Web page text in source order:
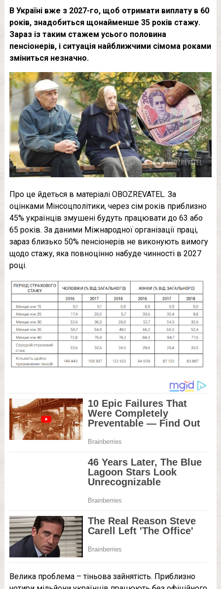
В Україні вже з 2027-го, щоб отримати виплату в 60
років, знадобиться щонайменше 35 років стажу.
Зараз із таким стажем усього половина
пенсіонерів, і ситуація найближчими сімома роками
зміниться незначно.
Про це йдеться в матеріалі OBOZREVATEL. За
оцінками Мінсоцполітики, через сім років приблизно
45% українців змушені будуть працювати до 63 або
65 років. За даними Міжнародної організації праці,
зараз близько 50% пенсіонерів не виконують вимогу
щодо стажу, яка повноцінно набуде чинності в 2027
році.
Велика проблема – тіньова зайнятість. Приблизно